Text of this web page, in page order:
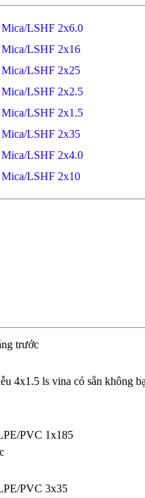
LSHF 2x6.0
LSHF 2x16
LSHF 2x25
LSHF 2x2.5
LSHF 2x1.5
LSHF 2x35
LSHF 2x4.0
LSHF 2x10
trước
4x1.5 ls vina có sẵn không
PVC 1x185
PVC 3x35